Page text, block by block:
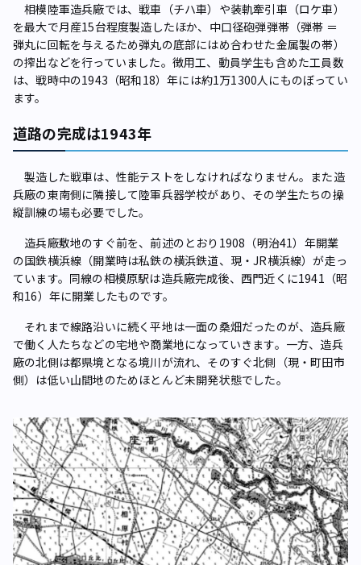
相模陸軍造兵廠では、戦車（チハ車）や装軌牽引車（ロケ車）
を最大で月産15台程度製造したほか、中口径砲弾弾帯（弾帯 ＝
弾丸に回転を与えるため弾丸の底部にはめ合わせた金属製の帯）
の搾出などを行っていました。徴用工、動員学生も含めた工員数
は、戦時中の1943（昭和18）年には約1万1300人にものぼってい
ます。
道路の完成は1943年
製造した戦車は、性能テストをしなければなりません。また造
兵廠の東南側に隣接して陸軍兵器学校があり、その学生たちの操
縦訓練の場も必要でした。
造兵廠敷地のすぐ前を、前述のとおり1908（明治41）年開業
の国鉄横浜線（開業時は私鉄の横浜鉄道、現・JR横浜線）が走っ
ています。同線の相模原駅は造兵廠完成後、西門近くに1941（昭
和16）年に開業したものです。
それまで線路沿いに続く平地は一面の桑畑だったのが、造兵廠
で働く人たちなどの宅地や商業地になっていきます。一方、造兵
廠の北側は都県境となる境川が流れ、そのすぐ北側（現・町田市
側）は低い山間地のためほとんど未開発状態でした。